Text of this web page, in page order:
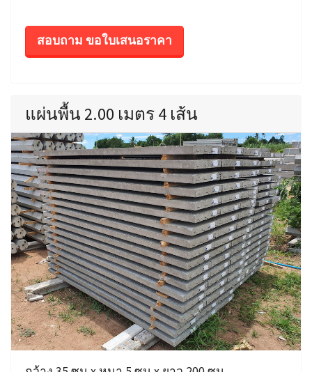
สอบถาม ขอใบเสนอราคา
แผ่นพื้น 2.00 เมตร 4 เส้น